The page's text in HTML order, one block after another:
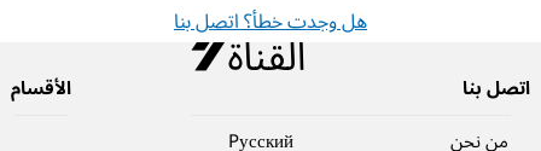
هل وجدت خطأ؟ اتصل بنا
اتصل بنا
من نحن
Pусский
الأقسام